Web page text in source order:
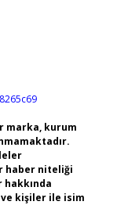
marka, kurum
haber niteliği
ve kişiler ile isim